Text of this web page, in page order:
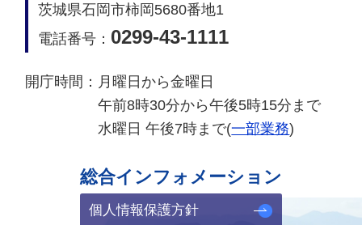
茨城県石岡市柿岡5680番地1
電話番号： 0299-43-1111
開庁時間： 月曜日から金曜日
午前8時30分から午後5時15分まで
水曜日 午後7時まで(一部業務)
総合インフォメーション
個人情報保護方針